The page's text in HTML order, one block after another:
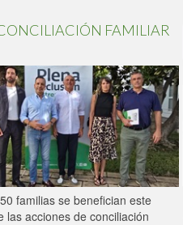
FAMILIAR
familias se benefician este
las acciones de conciliación